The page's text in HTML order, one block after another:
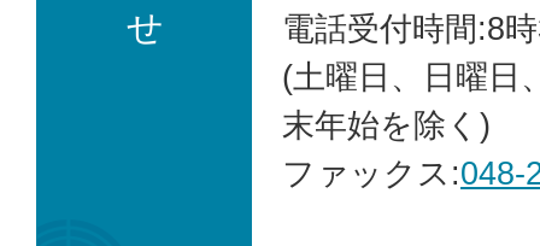
せ
電話受付時間:8
(土曜日、日曜日
末年始を除く)
ファックス:048-